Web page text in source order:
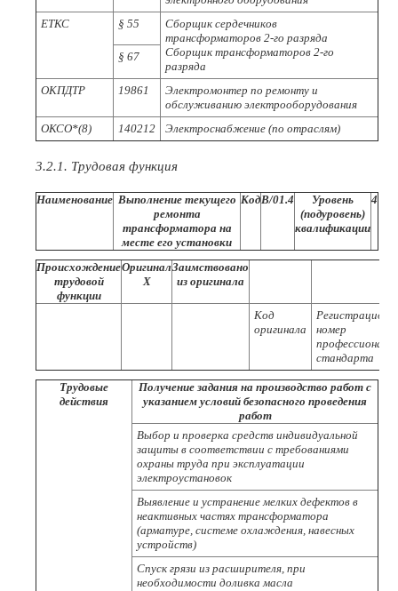
ЕТКС
§ 55
Сборщик сердечников
трансформаторов 2-го разряда
Сборщик трансформаторов 2-го
разряда
§ 67
ОКПДТР 19861
Электромонтер по ремонту и
обслуживанию электрооборудования
ОКСО*(8)
140212 Электроснабжение (по отраслям)
3.2.1. Трудовая функция
Наименование Выполнение текущего
ремонта
трансформатора на
месте его установки
КодВ/01.4
Уровень
(подуровень)
квалификации
4
Происхождение
трудовой
функции
Оригинал
X
Заимствовано
из оригинала
Код
оригинала
номер
стандарта
Трудовые
действия
Получение задания на производство работ с
указанием условий безопасного проведения
работ
Выбор и проверка средств индивидуальной
защиты в соответствии с требованиями
охраны труда при эксплуатации
электроустановок
Выявление и устранение мелких дефектов в
неактивных частях трансформатора
(арматуре, системе охлаждения, навесных
устройств)
Спуск грязи из расширителя, при
необходимости доливка масла